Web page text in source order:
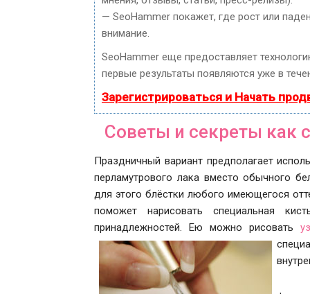
— SeoHammer покажет, где рост или
внимание.
SeoHammer еще предоставляет
первые результаты появляются уже в
Зарегистрироваться и Начать
Советы и секреты как
Праздничный вариант предполагает
перламутрового лака вместо обычного
для этого блёстки любого имеющегося
поможет нарисовать специальная
принадлежностей. Ею можно рисовать